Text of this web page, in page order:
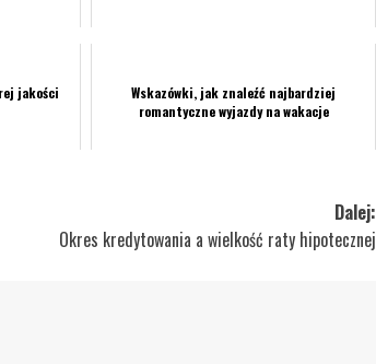
jakości
Wskazówki, jak znaleźć najbardziej
romantyczne wyjazdy na wakacje
Dalej:
Okres kredytowania a wielkość raty hipotecznej